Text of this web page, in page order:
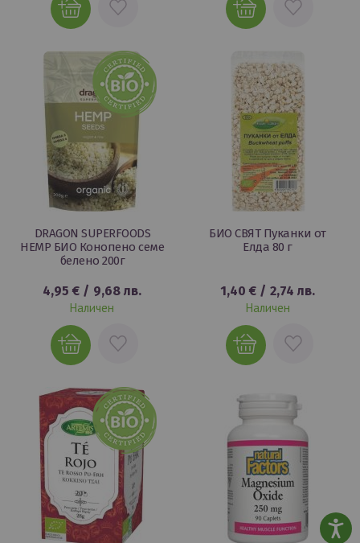
ЛЮБИМИ
DRAGON SUPERFOODS
HEMP БИО Конопено семе
белено 200г
4,95 € / 9,68 лв.
Наличен
ДОБАВИ
ЛЮБИМИ
БИО СВЯТ Пуканки от
Елда 80 г
1,40 € / 2,74 лв.
Наличен
ДОБАВИ